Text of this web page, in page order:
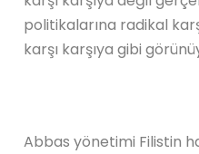
politikalarına radikal
karşı karşıya gibi
Abbas yönetimi Filistin